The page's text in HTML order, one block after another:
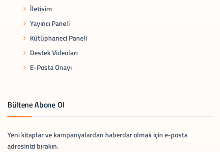
İletişim
Yayıncı Paneli
Kütüphaneci Paneli
Destek Videoları
E-Posta Onayı
Bültene Abone Ol
Yeni kitaplar ve kampanyalardan haberdar olmak için e-posta
adresinizi bırakın.